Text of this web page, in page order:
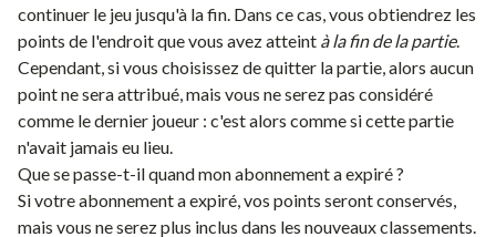
continuer le jeu jusqu'à la fin. Dans ce cas, vous obtiendrez les
points de l'endroit que vous avez atteint à la fin de la partie.
Cependant, si vous choisissez de quitter la partie, alors aucun
point ne sera attribué, mais vous ne serez pas considéré
comme le dernier joueur : c'est alors comme si cette partie
n'avait jamais eu lieu.
Que se passe-t-il quand mon abonnement a expiré ?
Si votre abonnement a expiré, vos points seront conservés,
mais vous ne serez plus inclus dans les nouveaux classements.